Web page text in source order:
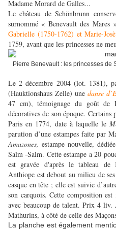
Madame Morard de Galles...
Le château de Schönbrunn
surnommé « Benevault des
Gabrielle (1750-1762) et Marie-
1759, avant que les princesses ne
Pierre Benevault : les princesses de
Le 2 décembre 2004 (lot. 1381),
(Hauktionshaus Zelle) unedanse
47 cm), témoignage du goût de
décoratives de son époque. Certains
Paris en 1774, date à laquelle le
parution d’une estampes faite par
Amazones, estampe nouvelle,
Salm -Salm. Cette estampe a 20
est gravée d'après le tableau
Anthiope est debout au milieu de
casque en tête ; elle est suivie
son carquois. Cette composition
avec beaucoup de talent. Prix 4
Mathurins, à côté de celle des
La planche est également